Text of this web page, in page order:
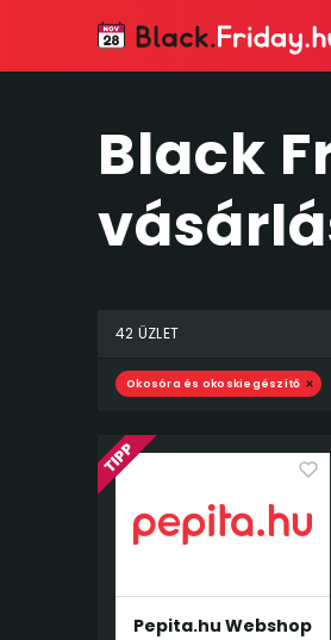
Black
42 ÜZLET
Okosóra és okoskiegészítő
Pepita.hu Webshop